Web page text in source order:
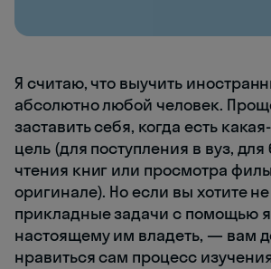
Я считаю, что выучить
абсолютно любой человек.
заставить себя, когда есть
цель (для поступления в вуз,
чтения книг или просмотра
оригинале). Но если вы хотите
прикладные задачи с помощью
настоящему им владеть, — вам
нравиться сам процесс